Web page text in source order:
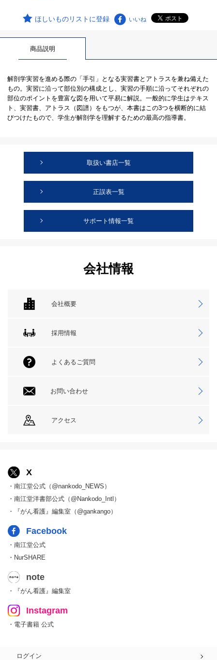
ほしいものリストに登録 いいね
商品説明
解剖学実習を進める際の「手引」となる実習書とアトラスを兼ね備えた
もの。実習に沿って部位別の構成とし、実習の手順に沿ってそれぞれの
部位のポイントを豊富な図を用いて平易に解説。一般的に学生はテキス
ト、実習書、アトラス（図譜）をもつが、本書はこの3つを横断的に結
びつけたもので、学生が解剖学を理解するための最高の指導書。
取扱い書店一覧
正誤表一覧
サポート情報一覧
会社情報
会社概要
採用情報
よくあるご質問
お問い合わせ
アクセス
X
・南江堂公式（@nankodo_NEWS）
・南江堂洋書部公式（@Nankodo_Intl）
・『がん看護』編集室（@gankango）
Facebook
・南江堂公式
・NurSHARE
note
・『がん看護』編集室
Instagram
・電子書籍 公式
ログイン